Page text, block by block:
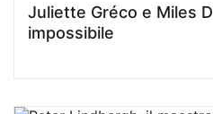
Juliette Gréco e Miles
impossibile